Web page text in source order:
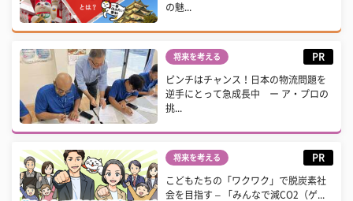
の魅...
将来を考える PR
ピンチはチャンス！日本の物流問題を
逆手にとって急成長中 ー ア・プロの
挑...
将来を考える PR
こどもたちの「ワクワク」で脱炭素社
会を目指す – 「みんなで減CO2（ゲ...